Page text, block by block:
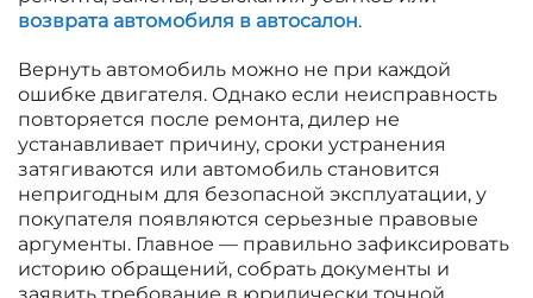
возврата автомобиля в автосалон.
Вернуть автомобиль можно не при каждой
ошибке двигателя. Однако если неисправность
повторяется после ремонта, дилер не
устанавливает причину, сроки устранения
затягиваются или автомобиль становится
непригодным для безопасной эксплуатации, у
покупателя появляются серьезные правовые
аргументы. Главное — правильно зафиксировать
историю обращений, собрать документы и
заявить требование в юридически точной